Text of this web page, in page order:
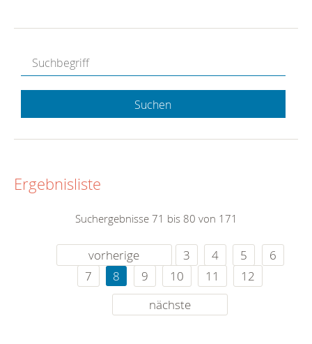
Suchen
Ergebnisliste
Suchergebnisse 71 bis 80 von 171
vorherige 3 4 5
6
7
8 9 10 11
12
nächste